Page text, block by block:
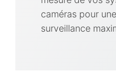
caméras pour
surveillance